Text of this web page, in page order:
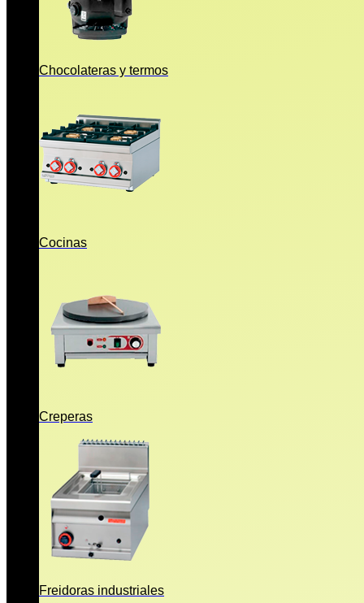
Chocolateras y termos
Cocinas
Creperas
Freidoras industriales